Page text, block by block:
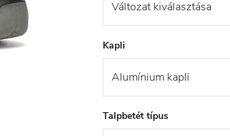
Kapli
Talpbetét típus